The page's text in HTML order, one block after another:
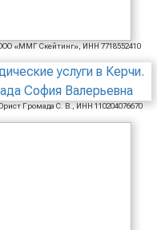
«ММГ Скейтинг», ИНН 7718552410
Громада С. В., ИНН 110204076670